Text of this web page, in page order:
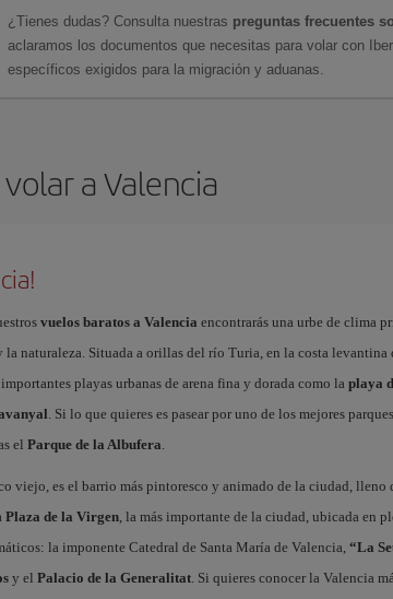
¿Tienes dudas? Consulta nuestras preguntas frecuentes
aclaramos los documentos que necesitas para volar con
específicos exigidos para la migración y aduanas.
a Valencia
vuelos baratos a Valencia encontrarás una urbe de clima
la naturaleza. Situada a orillas del río Turia, en la costa
playas urbanas de arena fina y dorada como laplaya
. Si lo que quieres es pasear por uno de los mejores
el Parque de la Albufera.
viejo, es el barrio más pintoresco y animado de la ciudad, lleno
Plaza de la Virgen, la más importante de la ciudad, ubicada en
la imponente Catedral de Santa María de Valencia, “La
y el Palacio de la Generalitat. Si quieres conocer la Valencia